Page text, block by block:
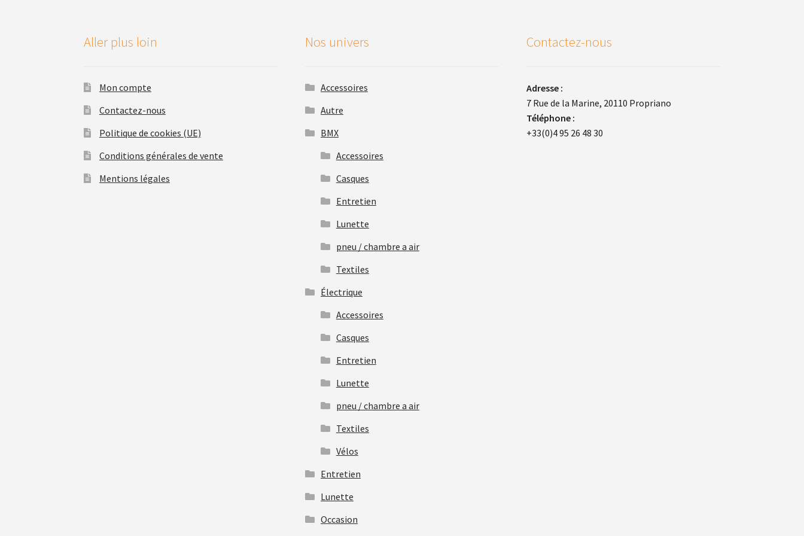
Aller plus loin
Mon compte
Contactez-nous
Politique de cookies (UE)
Conditions générales de vente
Mentions légales
Nos univers
Accessoires
Autre
BMX
Accessoires
Casques
Entretien
Lunette
pneu / chambre a air
Textiles
Électrique
Accessoires
Casques
Entretien
Lunette
pneu / chambre a air
Textiles
Vélos
Entretien
Lunette
Occasion
Contactez-nous
Adresse :
7 Rue de la Marine, 20110 Propriano
Téléphone :
+33(0)4 95 26 48 30